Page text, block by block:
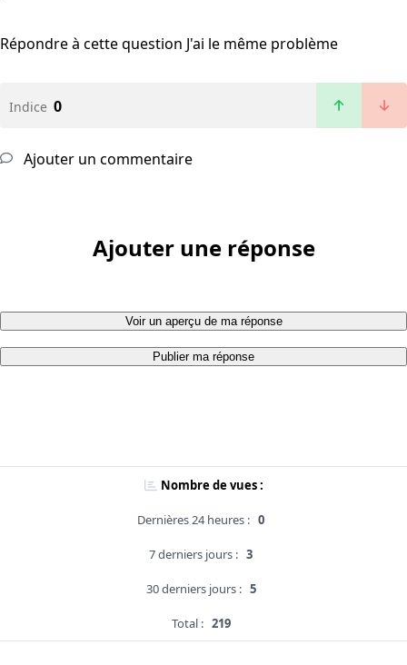
Répondre à cette question J'ai le même problème
Indice 0
Ajouter un commentaire
Ajouter une réponse
Voir un aperçu de ma réponse
Publier ma réponse
Nombre de vues :
Dernières 24 heures : 0
7 derniers jours : 3
30 derniers jours : 5
Total : 219